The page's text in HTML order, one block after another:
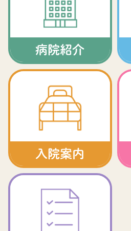
病院紹介
入院案内